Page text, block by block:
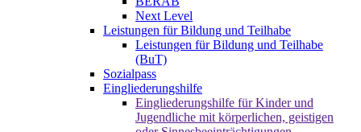
Next Level
Leistungen für Bildung und Teilhabe
Leistungen für Bildung und Teilhabe
(BuT)
Sozialpass
Eingliederungshilfe
Eingliederungshilfe für Kinder und
Jugendliche mit körperlichen, geistigen